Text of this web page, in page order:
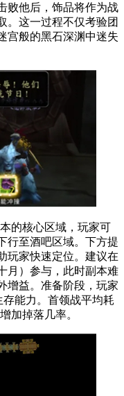
败他后，饰品将作为战
。这一过程不仅考验团
宫般的黑石深渊中迷失
的核心区域，玩家可
行至酒吧区域。下方提
玩家快速定位。建议在
月）参与，此时副本难
增益。准备阶段，玩家
能力。首领战平均耗
加掉落几率。